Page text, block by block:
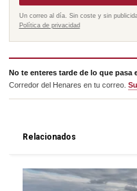
Un correo al día. Sin coste y sin
Política de privacidad
No te enteres tarde de lo que pasa
Corredor del Henares en tu correo.
Relacionados